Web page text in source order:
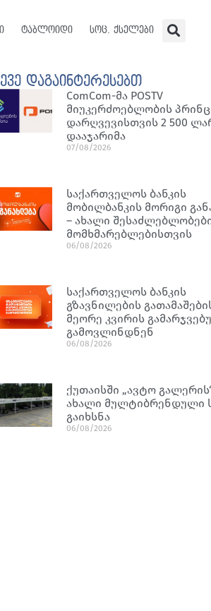
ტაბლოიდი სოც. ქსელები
დაგაინტერესებთ
ComCom-მა POSTV
მიუკერძოებლობის
დარღვევისთვის 2 500
დააჯარიმა
07/08/2026
საქართველოს ბანკის
მობილბანკის მორიგი
– ახალი
მომხმარებლებისთვის
06/08/2026
საქართველოს ბანკის
გზავნილების
მეორე კვირის
გამოვლინდნენ
06/08/2026
ქუთაისში „ავტო
ახალი მულტიბრენდული
გაიხსნა
06/08/2026